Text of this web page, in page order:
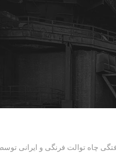
چاه توالت فرنگی و ایرانی